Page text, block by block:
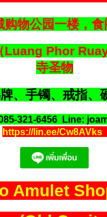
购物公园一楼，食
Luang Phor
寺圣物
、手镯、戒指、
321-6456 Line:
https://lin.ee/Cw8AVks
Amulet